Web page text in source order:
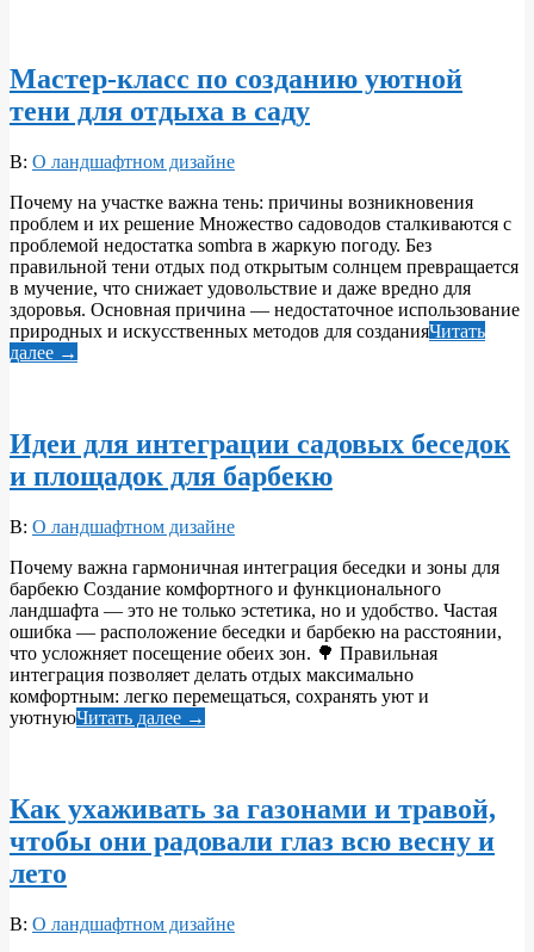
Мастер-класс по созданию уютной
тени для отдыха в саду
2026-
31
В: О ландшафтном дизайне
Почему на участке важна тень: причины возникновения
проблем и их решение Множество садоводов сталкиваются с
проблемой недостатка sombra в жаркую погоду. Без
правильной тени отдых под открытым солнцем превращается
в мучение, что снижает удовольствие и даже вредно для
здоровья. Основная причина — недостаточное использование
природных и искусственных методов для созданияЧитать
далее →
Идеи для интеграции садовых беседок
и площадок для барбекю
2026-
31
В: О ландшафтном дизайне
Почему важна гармоничная интеграция беседки и зоны для
барбекю Создание комфортного и функционального
ландшафта — это не только эстетика, но и удобство. Частая
ошибка — расположение беседки и барбекю на расстоянии,
что усложняет посещение обеих зон. 🌳 Правильная
интеграция позволяет делать отдых максимально
комфортным: легко перемещаться, сохранять уют и
уютнуюЧитать далее →
Как ухаживать за газонами и травой,
чтобы они радовали глаз всю весну и
лето
2026-
В: О ландшафтном дизайне